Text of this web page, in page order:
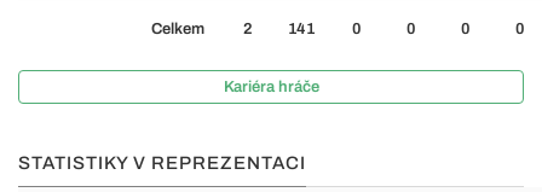
Celkem 2 141 0 0 0 0
Kariéra hráče
STATISTIKY V REPREZENTACI